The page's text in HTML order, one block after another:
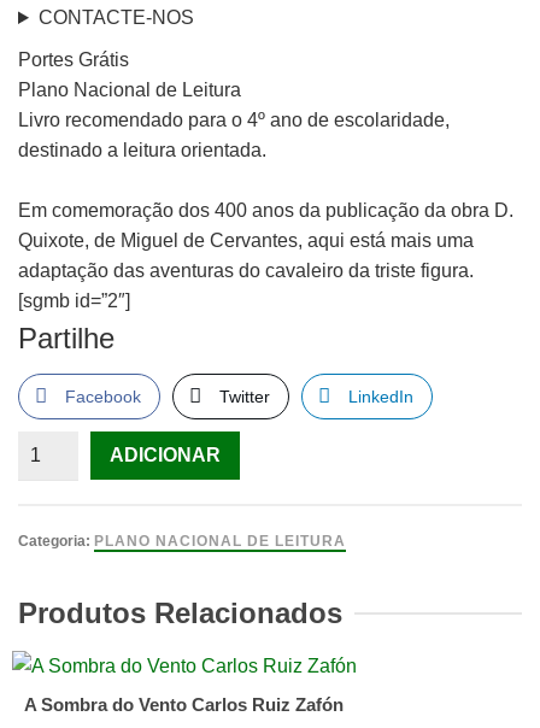
CONTACTE-NOS
Portes Grátis
Plano Nacional de Leitura
Livro recomendado para o 4º ano de escolaridade,
destinado a leitura orientada.
Em comemoração dos 400 anos da publicação da obra D.
Quixote, de Miguel de Cervantes, aqui está mais uma
adaptação das aventuras do cavaleiro da triste figura.
[sgmb id=”2″]
Partilhe
Facebook Twitter LinkedIn
Quantidade
Dom
José
Jorge
Ilustração:
ADICIONAR
Categoria: PLANO NACIONAL DE LEITURA
Produtos Relacionados
A Sombra do Vento Carlos Ruiz Zafón